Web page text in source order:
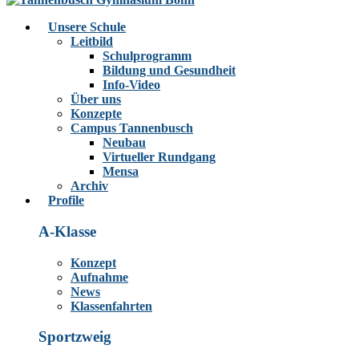
Unsere Schule
Leitbild
Schulprogramm
Bildung und Gesundheit
Info-Video
Über uns
Konzepte
Campus Tannenbusch
Neubau
Virtueller Rundgang
Mensa
Archiv
Profile
A-Klasse
Konzept
Aufnahme
News
Klassenfahrten
Sportzweig